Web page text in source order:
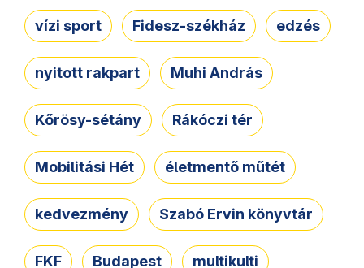
vízi sport Fidesz-székház edzés
nyitott rakpart Muhi András
Kőrösy-sétány Rákóczi tér
Mobilitási Hét életmentő műtét
kedvezmény Szabó Ervin könyvtár
FKF Budapest multikulti